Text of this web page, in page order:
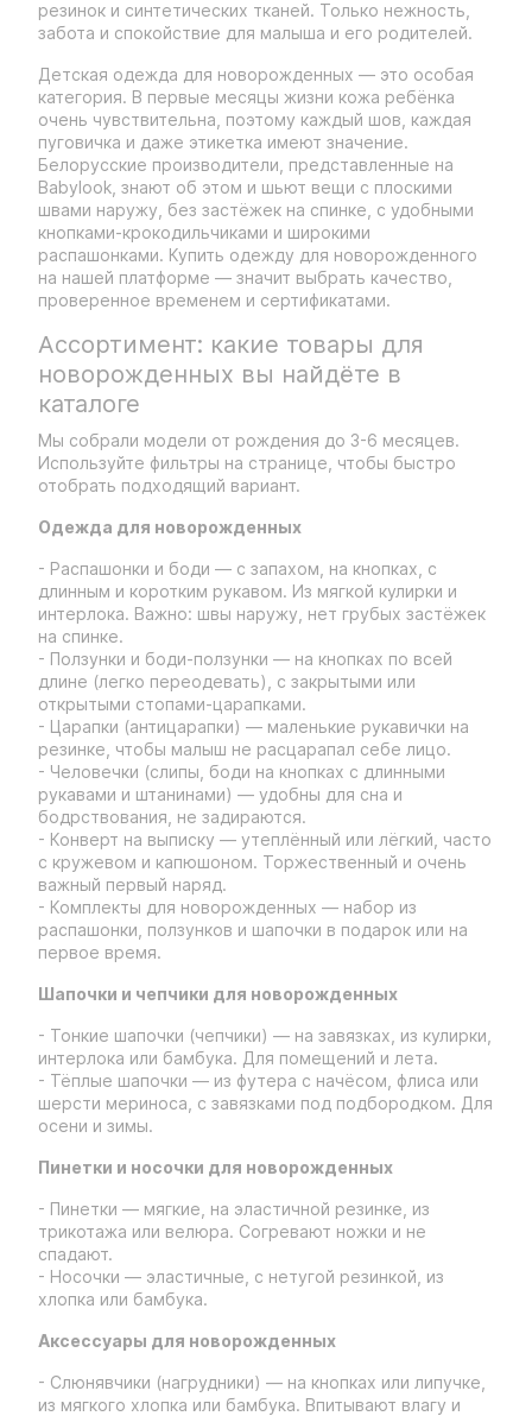
резинок и синтетических тканей. Только нежность,
забота и спокойствие для малыша и его родителей.
Детская одежда для новорожденных — это особая
категория. В первые месяцы жизни кожа ребёнка
очень чувствительна, поэтому каждый шов, каждая
пуговичка и даже этикетка имеют значение.
Белорусские производители, представленные на
Babylook, знают об этом и шьют вещи с плоскими
швами наружу, без застёжек на спинке, с удобными
кнопками-крокодильчиками и широкими
распашонками. Купить одежду для новорожденного
на нашей платформе — значит выбрать качество,
проверенное временем и сертификатами.
Ассортимент: какие товары для
новорожденных вы найдёте в
каталоге
Мы собрали модели от рождения до 3-6 месяцев.
Используйте фильтры на странице, чтобы быстро
отобрать подходящий вариант.
Одежда для новорожденных
- Распашонки и боди — с запахом, на кнопках, с
длинным и коротким рукавом. Из мягкой кулирки и
интерлока. Важно: швы наружу, нет грубых застёжек
на спинке.
- Ползунки и боди-ползунки — на кнопках по всей
длине (легко переодевать), с закрытыми или
открытыми стопами-царапками.
- Царапки (антицарапки) — маленькие рукавички на
резинке, чтобы малыш не расцарапал себе лицо.
- Человечки (слипы, боди на кнопках с длинными
рукавами и штанинами) — удобны для сна и
бодрствования, не задираются.
- Конверт на выписку — утеплённый или лёгкий, часто
с кружевом и капюшоном. Торжественный и очень
важный первый наряд.
- Комплекты для новорожденных — набор из
распашонки, ползунков и шапочки в подарок или на
первое время.
Шапочки и чепчики для новорожденных
- Тонкие шапочки (чепчики) — на завязках, из кулирки,
интерлока или бамбука. Для помещений и лета.
- Тёплые шапочки — из футера с начёсом, флиса или
шерсти мериноса, с завязками под подбородком. Для
осени и зимы.
Пинетки и носочки для новорожденных
- Пинетки — мягкие, на эластичной резинке, из
трикотажа или велюра. Согревают ножки и не
спадают.
- Носочки — эластичные, с нетугой резинкой, из
хлопка или бамбука.
Аксессуары для новорожденных
- Слюнявчики (нагрудники) — на кнопках или липучке,
из мягкого хлопка или бамбука. Впитывают влагу и